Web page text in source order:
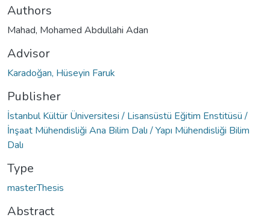
Authors
Mahad, Mohamed Abdullahi Adan
Advisor
Karadoğan, Hüseyin Faruk
Publisher
İstanbul Kültür Üniversitesi / Lisansüstü Eğitim Enstitüsü /
İnşaat Mühendisliği Ana Bilim Dalı / Yapı Mühendisliği Bilim
Dalı
Type
masterThesis
Abstract